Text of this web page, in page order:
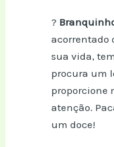
?
acorrentado
sua vida,
procura um
proporcione
atenção.
um doce!